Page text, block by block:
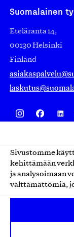
Sivustomme
kehittämään
ja analysoimaan
välttämättömiä,
Suomalainen
Eteläranta 14,
00130 Helsinki
Finland